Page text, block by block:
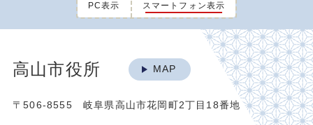
PC表示 スマートフォン表示
高山市役所 MAP
〒506-8555 岐阜県高山市花岡町2丁目18番地